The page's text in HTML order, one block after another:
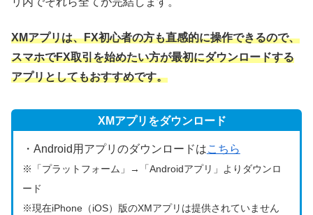
XMアプリは、FX初心者の方も直感的に操作できるので、
スマホでFX取引を始めたい方が最初にダウンロードする
アプリとしてもおすすめです。
XMアプリをダウンロード
・Android用アプリのダウンロードはこちら
※「プラットフォーム」→「Androidアプリ」よりダウンロ
ード
※現在iPhone（iOS）版のXMアプリは提供されていません